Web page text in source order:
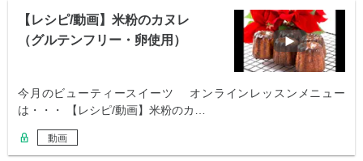
【レシピ/動画】米粉のカヌレ
（グルテンフリー・卵使用）
今月のビューティースイーツ オンラインレッスンメニュー
は・・・ 【レシピ/動画】米粉のカ…
動画